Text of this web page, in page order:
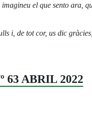
el que sento ara,
i, de tot cor, us dic
63 ABRIL 2022